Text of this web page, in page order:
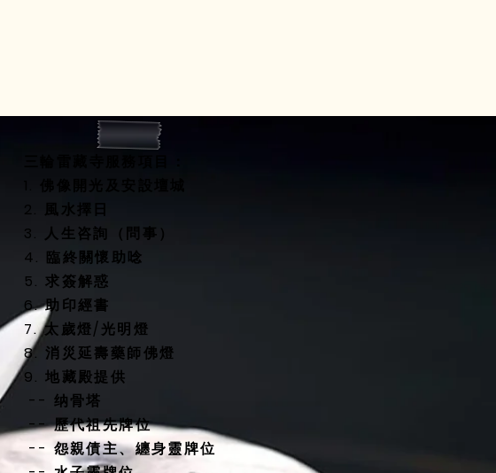
2. 風水擇日
3. 人生咨詢（問事）
4. 臨終關懷助唸
5. 求簽解惑
6. 助印經書
7. 太歲燈/光明燈
8. 消災延壽藥師佛燈
9. 地藏殿提供
-- 纳骨塔
-- 歷代祖先牌位
-- 怨親債主、纏身靈牌位